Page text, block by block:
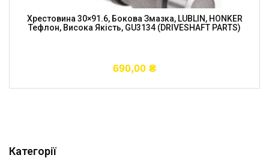
Категорії
Хрестовина 30×91.6, Бокова Змазка, LUBLIN, HONKER
Тефлон, Висока Якість, GU3134 (DRIVESHAFT PARTS)
690,00 ₴